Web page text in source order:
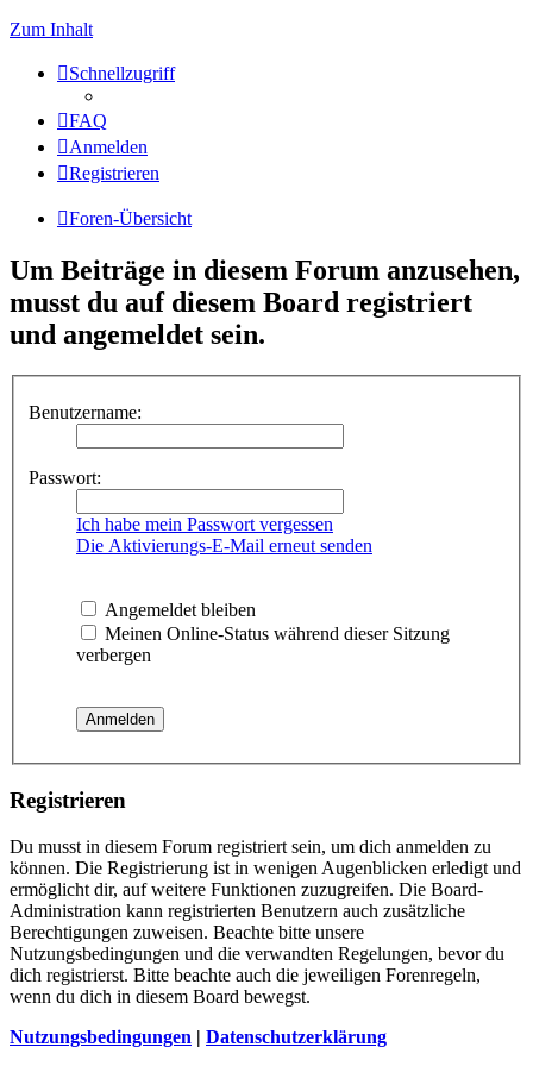
Zum Inhalt
Schnellzugriff
FAQ
Anmelden
Registrieren
Foren-Übersicht
Um Beiträge in diesem Forum anzusehen,
musst du auf diesem Board registriert
und angemeldet sein.
Benutzername:
Passwort:
Ich habe mein Passwort vergessen
Die Aktivierungs-E-Mail erneut senden
Angemeldet bleiben
Meinen Online-Status während dieser Sitzung
verbergen
Registrieren
Du musst in diesem Forum registriert sein, um dich anmelden zu
können. Die Registrierung ist in wenigen Augenblicken erledigt und
ermöglicht dir, auf weitere Funktionen zuzugreifen. Die Board-
Administration kann registrierten Benutzern auch zusätzliche
Berechtigungen zuweisen. Beachte bitte unsere
Nutzungsbedingungen und die verwandten Regelungen, bevor du
dich registrierst. Bitte beachte auch die jeweiligen Forenregeln,
wenn du dich in diesem Board bewegst.
Nutzungsbedingungen | Datenschutzerklärung